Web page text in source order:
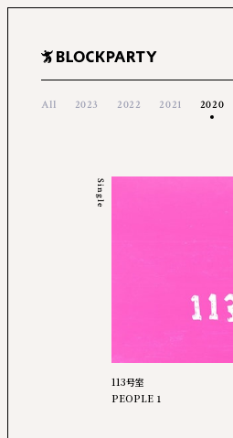
All 2023 2022 2021 2020
113号室
PEOPLE 1
Single